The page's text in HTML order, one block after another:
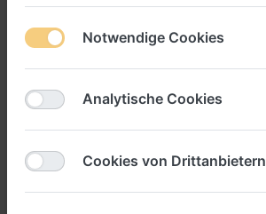
Notwendige Cookies
Analytische Cookies
Cookies von Drittanbietern